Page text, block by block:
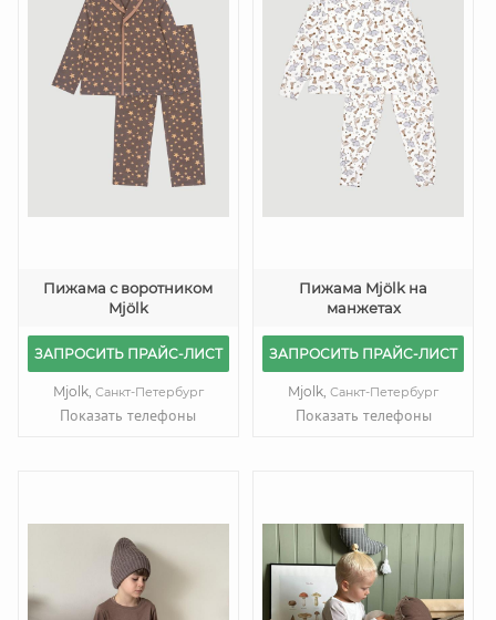
Пижама с воротником
Mjölk
ЗАПРОСИТЬ ПРАЙС-ЛИСТ
Mjolk, Санкт-Петербург
Показать телефоны
Пижама Mjölk на
манжетах
ЗАПРОСИТЬ ПРАЙС-ЛИСТ
Mjolk,Санкт-Петербург
Показать телефоны